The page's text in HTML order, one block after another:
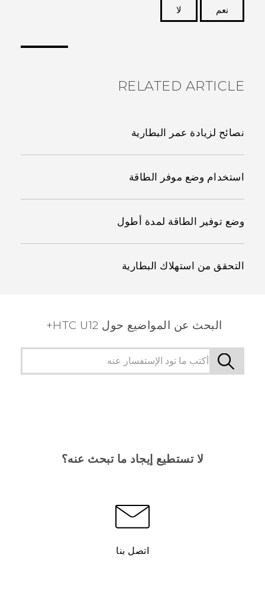
نعم
لا
RELATED ARTICLE
نصائح لزيادة عمر البطارية
استخدام وضع موفر الطاقة
وضع توفير الطاقة لمدة أطول
التحقق من استهلاك البطارية
البحث عن المواضيع حول HTC U12+
لا تستطيع إيجاد ما تبحث عنه؟
اتصل بنا